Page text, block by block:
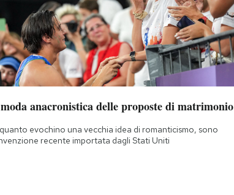
anacronistica delle proposte di matrimonio
evochino una vecchia idea di romanticismo, sono
recente importata dagli Stati Uniti